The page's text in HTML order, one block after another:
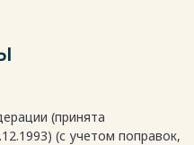
постановление о
обвинительное
покупки
(принята
(с учетом поправок,